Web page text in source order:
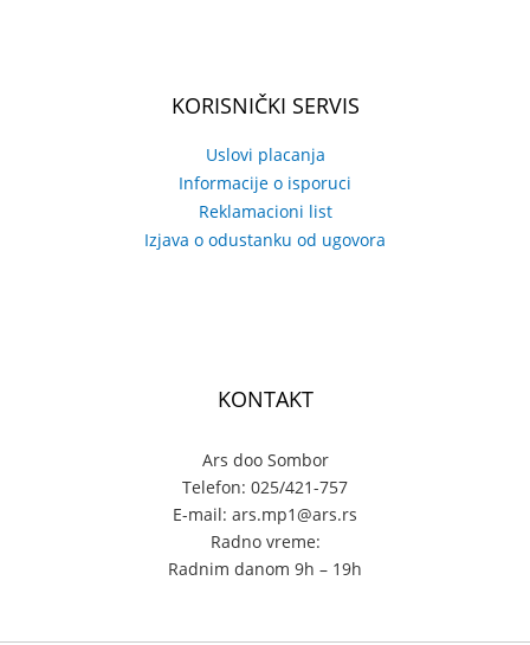
KORISNIČKI SERVIS
Uslovi placanja
Informacije o isporuci
Reklamacioni list
Izjava o odustanku od ugovora
KONTAKT
Ars doo Sombor
Telefon: 025/421-757
E-mail: ars.mp1@ars.rs
Radno vreme:
Radnim danom 9h – 19h